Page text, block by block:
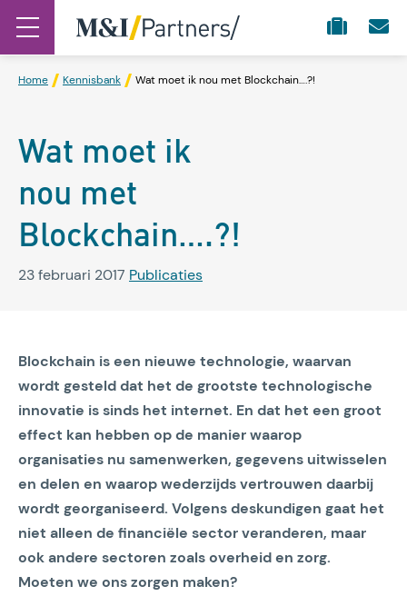
Home Kennisbank Wat moet ik nou met Blockchain….?!
Wat moet ik
nou met
Blockchain….?!
23 februari 2017 Publicaties
Blockchain is een nieuwe technologie, waarvan
wordt gesteld dat het de grootste technologische
innovatie is sinds het internet. En dat het een groot
effect kan hebben op de manier waarop
organisaties nu samenwerken, gegevens uitwisselen
en delen en waarop wederzijds vertrouwen daarbij
wordt georganiseerd. Volgens deskundigen gaat het
niet alleen de financiële sector veranderen, maar
ook andere sectoren zoals overheid en zorg.
Moeten we ons zorgen maken?